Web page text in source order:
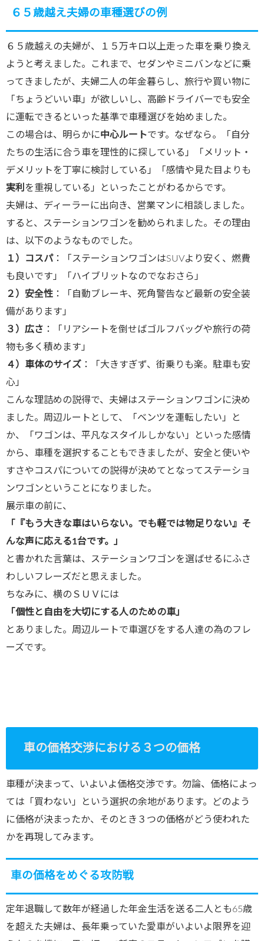
６５歳越え夫婦の車種選びの例
６５歳越えの夫婦が、１５万キロ以上走った車を乗り換え
ようと考えました。これまで、セダンやミニバンなどに乗
ってきましたが、夫婦二人の年金暮らし、旅行や買い物に
「ちょうどいい車」が欲しいし、高齢ドライバーでも安全
に運転できるといった基準で車種選びを始めました。
この場合は、明らかに中心ルートです。なぜなら。「自分
たちの生活に合う車を理性的に探している」「メリット・
デメリットを丁寧に検討している」「感情や見た目よりも
実利 を重視している」といったことがわるからです。
夫婦は、ディーラーに出向き、営業マンに相談しました。
すると、ステーションワゴンを勧められました。その理由
は、以下のようなものでした。
１）コスパ：「ステーションワゴンはSUVより安く、燃費
も良いです」「ハイブリットなのでなおさら」
２）安全性 ：「自動ブレーキ、死角警告など最新の安全装
備があります」
３）広さ ：「リアシートを倒せばゴルフバッグや旅行の荷
物も多く積めます」
４）車体のサイズ ：「大きすぎず、街乗りも楽。駐車も安
心」
こんな理詰めの説得で、夫婦はステーションワゴンに決め
ました。周辺ルートとして、「ベンツを運転したい」と
か、「ワゴンは、平凡なスタイルしかない」といった感情
から、車種を選択することもできましたが、安全と使いや
すさやコスパについての説得が決めてとなってステーショ
ンワゴンということになりました。
展示車の前に、
「『もう大きな車はいらない。でも軽では物足りない』そ
んな声に応える1台です。」
と書かれた言葉は、ステーションワゴンを選ばせるにふさ
わしいフレーズだと思えました。
ちなみに、横のＳＵＶには
「個性と自由を大切にする人のための車」
とありました。周辺ルートで車選びをする人達の為のフレ
ーズです。
車の価格交渉における３つの価格
車種が決まって、いよいよ価格交渉です。勿論、価格によっ
ては「買わない」という選択の余地があります。どのよう
に価格が決まったか、そのとき３つの価格がどう使われた
かを再現してみます。
車の価格をめぐる攻防戦
定年退職して数年が経過した年金生活を送る二人とも65歳
を超えた夫婦は、長年乗っていた愛車がいよいよ限界を迎